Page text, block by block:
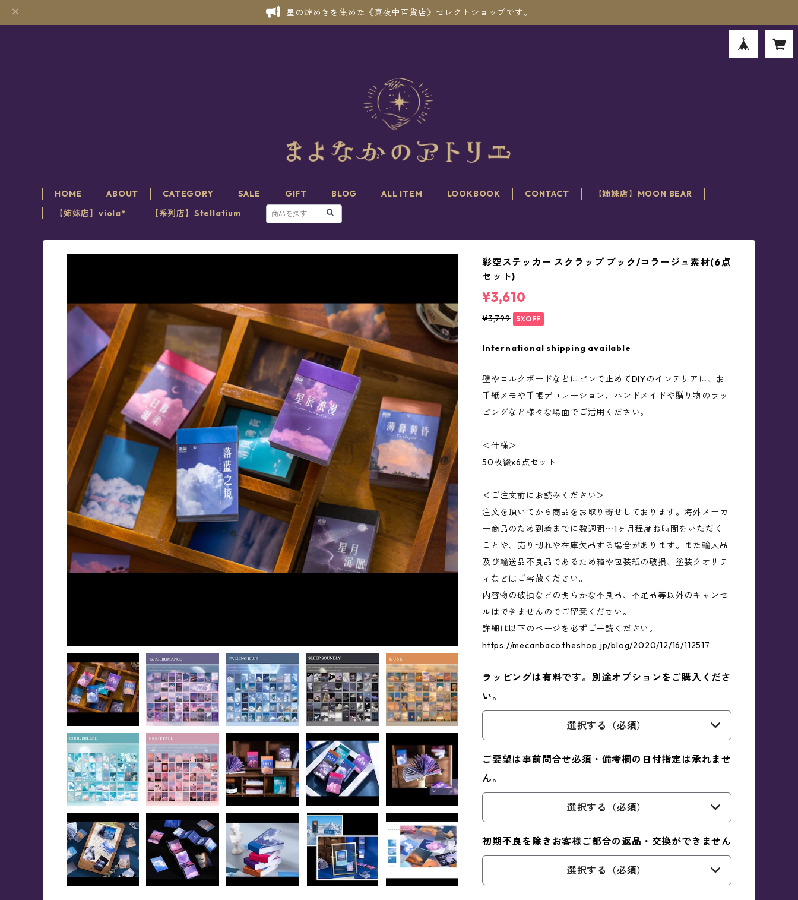
星の煌めきを集めた《真夜中百貨店》セレクトショップです。
HOME ABOUT CATEGORY SALE GIFT BLOG ALL ITEM LOOKBOOK CONTACT
【姉妹店】MOON BEAR
【姉妹店】viola*
【系列店】Stellatium
彩空ステッカー スクラップ ブック/コラージュ素材(6点
セット)
¥3,610
¥3,799 5%OFF
International shipping available
壁やコルクボードなどにピンで止めてDIYのインテリアに、お
手紙メモや手帳デコレーション、ハンドメイドや贈り物のラッ
ピングなど様々な場面でご活用ください。
＜仕様＞
50枚綴x6点セット
＜ご注文前にお読みください＞
注文を頂いてから商品をお取り寄せしております。海外メーカ
ー商品のため到着までに数週間〜1ヶ月程度お時間をいただく
ことや、売り切れや在庫欠品する場合があります。また輸入品
及び輸送品不良品であるため箱や包装紙の破損、塗装クオリテ
ィなどはご容赦ください。
内容物の破損などの明らかな不良品、不足品等以外のキャンセ
ルはできませんのでご留意ください。
詳細は以下のページを必ずご一読ください。
https://mecanbaco.theshop.jp/blog/2020/12/16/112517
ラッピングは有料です。別途オプションをご購入くださ
い。
選択する（必須）
ご要望は事前問合せ必須・備考欄の日付指定は承れませ
ん。
選択する（必須）
初期不良を除きお客様ご都合の返品・交換ができません
選択する（必須）